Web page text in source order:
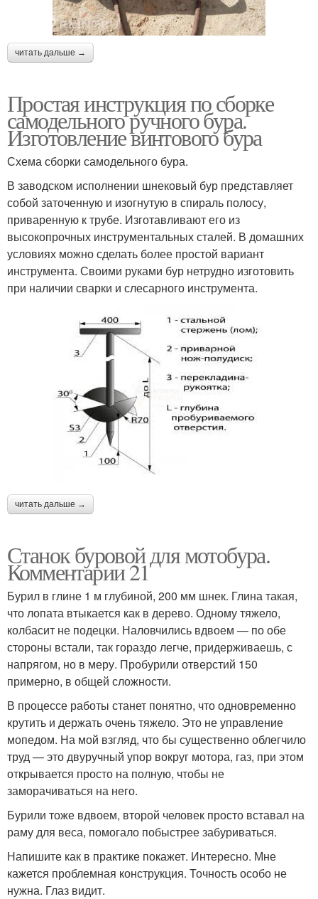
читать дальше →
Простая инструкция по сборке
самодельного ручного бура.
Изготовление винтового бура
Схема сборки самодельного бура.
В заводском исполнении шнековый бур представляет
собой заточенную и изогнутую в спираль полосу,
приваренную к трубе. Изготавливают его из
высокопрочных инструментальных сталей. В домашних
условиях можно сделать более простой вариант
инструмента. Своими руками бур нетрудно изготовить
при наличии сварки и слесарного инструмента.
читать дальше →
Станок буровой для мотобура.
Комментарии 21
Бурил в глине 1 м глубиной, 200 мм шнек. Глина такая,
что лопата втыкается как в дерево. Одному тяжело,
колбасит не подецки. Наловчились вдвоем — по обе
стороны встали, так гораздо легче, придерживаешь, с
напрягом, но в меру. Пробурили отверстий 150
примерно, в общей сложности.
В процессе работы станет понятно, что одновременно
крутить и держать очень тяжело. Это не управление
мопедом. На мой взгляд, что бы существенно облегчило
труд — это двуручный упор вокруг мотора, газ, при этом
открывается просто на полную, чтобы не
заморачиваться на него.
Бурили тоже вдвоем, второй человек просто вставал на
раму для веса, помогало побыстрее забуриваться.
Напишите как в практике покажет. Интересно. Мне
кажется проблемная конструкция. Точность особо не
нужна. Глаз видит.